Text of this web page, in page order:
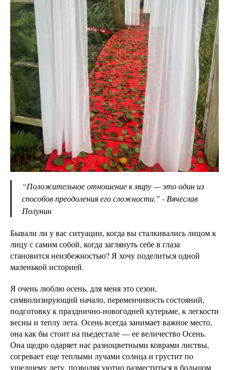
“Положительное отношение к миру — это один из
способов преодоления его сложности.” - Вячеслав
Полунин
Бывали ли у вас ситуации, когда вы сталкивались лицом к
лицу с самим собой, когда заглянуть себе в глаза
становится неизбежностью? Я хочу поделиться одной
маленькой историей.
Я очень люблю осень, для меня это сезон,
символизирующий начало, переменчивость состояний,
подготовку к празднично-новогодней кутерьме, к легкости
весны и теплу лета. Осень всегда занимает важное место,
она как бы стоит на пьедестале — ее величество Осень.
Она щедро одаряет нас разноцветными коврами листвы,
согревает еще теплыми лучами солнца и грустит по
ушедшему лету, позволяя уютно разместиться в большом